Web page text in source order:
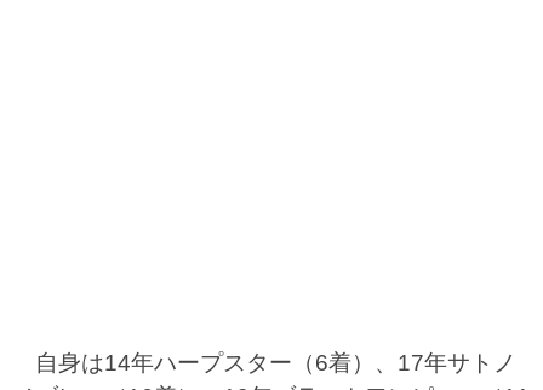
自身は14年ハープスター（6着）、17年サトノ